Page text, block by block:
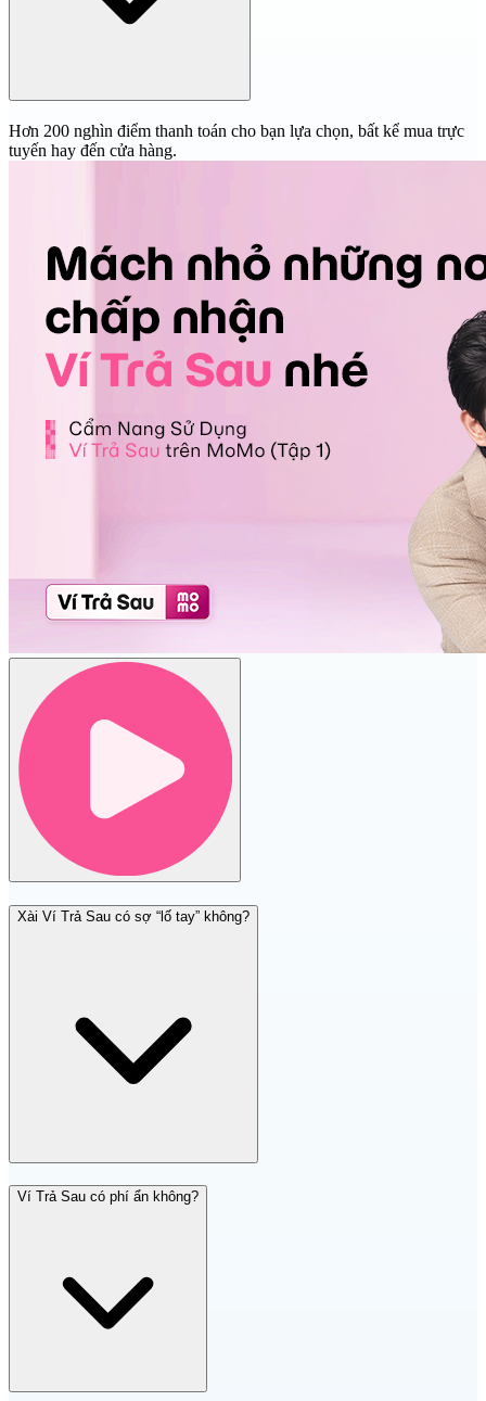
Hơn 200 nghìn điểm thanh toán cho bạn lựa chọn, bất kể mua trực
tuyến hay đến cửa hàng.
Xài Ví Trả Sau có sợ “lố tay” không?
Ví Trả Sau có phí ẩn không?